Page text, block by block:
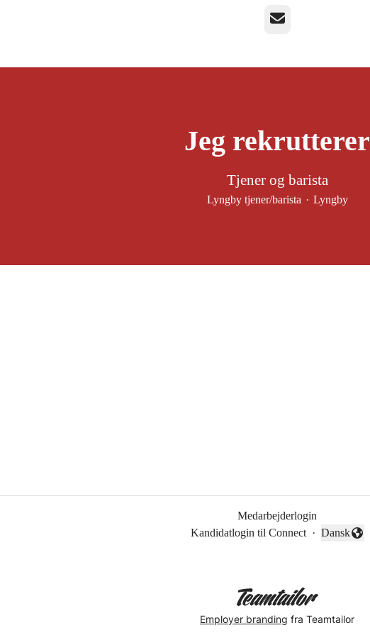
E-mail
Jeg rekrutterer
Tjener og barista
Lyngby tjener/barista · Lyngby
Medarbejderlogin
Kandidatlogin til Connect ·
Skift sprog
Dansk
Employer branding fra Teamtailor